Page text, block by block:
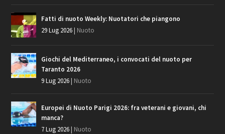
Fatti di nuoto Weekly: Nuotatori che piangono
29 Lug 2026| Nuoto
Giochi del Mediterraneo, i convocati del nuoto per
Taranto 2026
9 Lug 2026| Nuoto
Europei di Nuoto Parigi 2026: fra veterani e giovani, chi
manca?
7 Lug 2026| Nuoto